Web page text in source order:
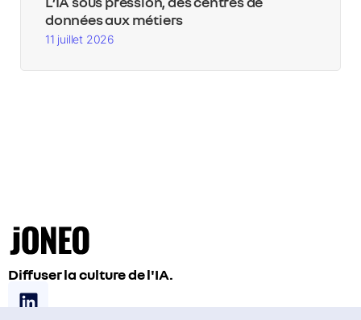
données aux métiers
11 juillet 2026
Diffuser la culture de l'IA.